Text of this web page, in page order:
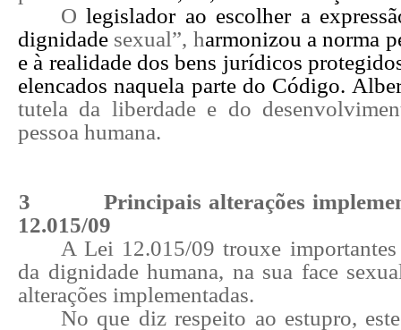
O legislador ao escolher a
dignidade sexual”, harmonizou a norma
e à realidade dos bens jurídicos
elencados naquela parte do Código.
tutela da liberdade e do
pessoa humana.
3
Principais alterações
12.015/09
A Lei 12.015/09 trouxe importantes
da dignidade humana, na sua face
alterações implementadas.
No que diz respeito ao estupro,